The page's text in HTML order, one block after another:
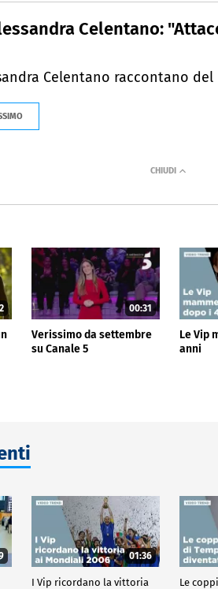
Celentano:
Celentano raccontano
00:31
Verissimo da settembre
su Canale 5
Le Vip
anni
01:36
I Vip ricordano la vittoria
Le